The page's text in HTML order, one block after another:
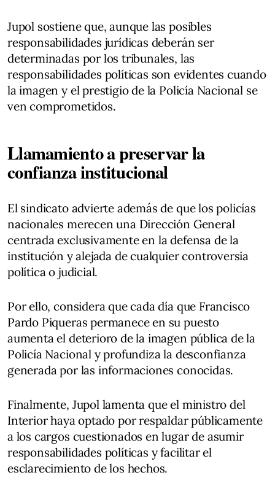
Jupol sostiene que, aunque las posibles
responsabilidades jurídicas deberán ser
determinadas por los tribunales, las
responsabilidades políticas son evidentes cuando
la imagen y el prestigio de la Policía Nacional se
ven comprometidos.
Llamamiento a preservar la
confianza institucional
El sindicato advierte además de que los policías
nacionales merecen una Dirección General
centrada exclusivamente en la defensa de la
institución y alejada de cualquier controversia
política o judicial.
Por ello, considera que cada día que Francisco
Pardo Piqueras permanece en su puesto
aumenta el deterioro de la imagen pública de la
Policía Nacional y profundiza la desconfianza
generada por las informaciones conocidas.
Finalmente, Jupol lamenta que el ministro del
Interior haya optado por respaldar públicamente
a los cargos cuestionados en lugar de asumir
responsabilidades políticas y facilitar el
esclarecimiento de los hechos.